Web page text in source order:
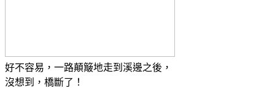
好不容易，一路顛簸地走到溪邊之後，
沒想到，橋斷了！